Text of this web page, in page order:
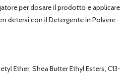
per dosare il prodotto e applicare
detersi con il Detergente in Polvere
Ether, Shea Butter Ethyl Esters, C13-